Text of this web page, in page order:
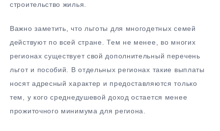
строительство жилья.
Важно заметить, что льготы для многодетных семей
действуют по всей стране. Тем не менее, во многих
регионах существует свой дополнительный перечень
льгот и пособий. В отдельных регионах такие выплаты
носят адресный характер и предоставляются только
тем, у кого среднедушевой доход остается менее
прожиточного минимума для региона.